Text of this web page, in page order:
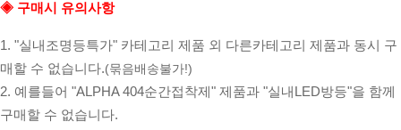
◈ 구매시 유의사항
1. "실내조명등특가" 카테고리 제품 외 다른카테고리 제품과 동시 구
매할 수 없습니다.(묶음배송불가!)
2. 예를들어 "ALPHA 404순간접착제" 제품과 "실내LED방등"을 함께
구매할 수 없습니다.